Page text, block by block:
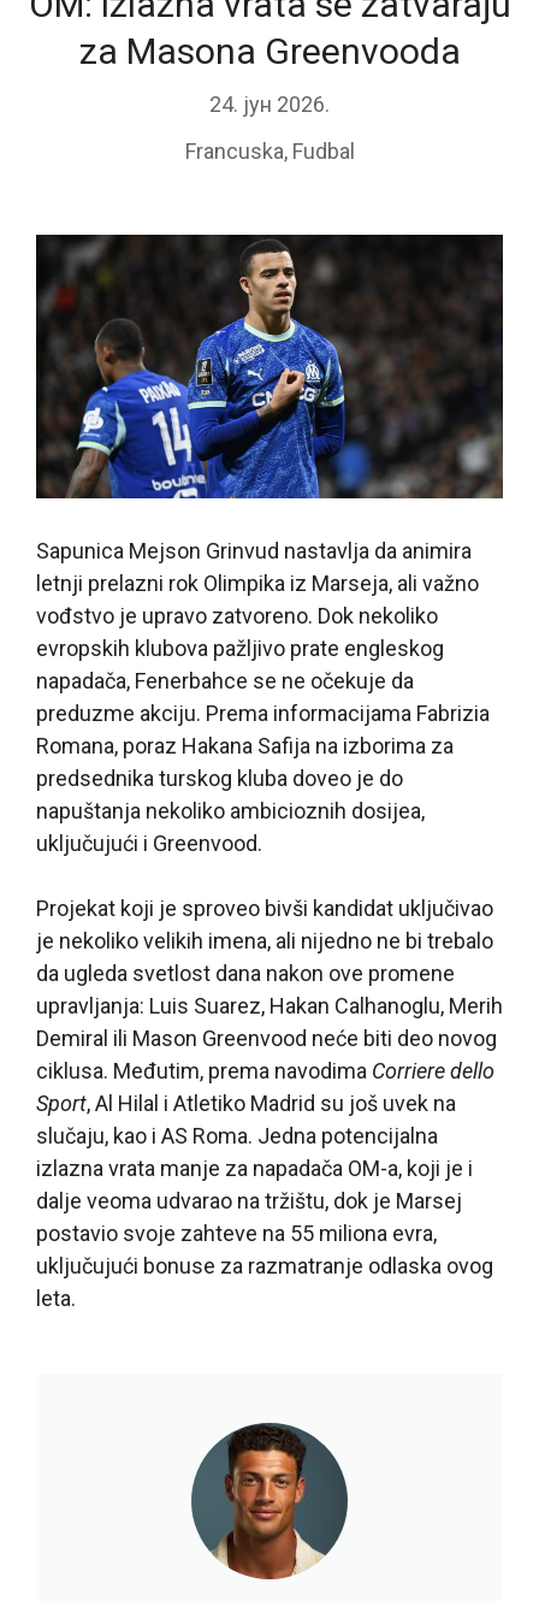
za Masona Greenvooda
24. јун 2026.
Francuska, Fudbal
Sapunica Mejson Grinvud nastavlja da animira
letnji prelazni rok Olimpika iz Marseja, ali važno
vođstvo je upravo zatvoreno. Dok nekoliko
evropskih klubova pažljivo prate engleskog
napadača, Fenerbahce se ne očekuje da
preduzme akciju. Prema informacijama Fabrizia
Romana, poraz Hakana Safija na izborima za
predsednika turskog kluba doveo je do
napuštanja nekoliko ambicioznih dosijea,
uključujući i Greenvood.
Projekat koji je sproveo bivši kandidat uključivao
je nekoliko velikih imena, ali nijedno ne bi trebalo
da ugleda svetlost dana nakon ove promene
upravljanja: Luis Suarez, Hakan Calhanoglu, Merih
Demiral ili Mason Greenvood neće biti deo novog
ciklusa. Međutim, prema navodima Corriere dello
Sport, Al Hilal i Atletiko Madrid su još uvek na
slučaju, kao i AS Roma. Jedna potencijalna
izlazna vrata manje za napadača OM-a, koji je i
dalje veoma udvarao na tržištu, dok je Marsej
postavio svoje zahteve na 55 miliona evra,
uključujući bonuse za razmatranje odlaska ovog
leta.